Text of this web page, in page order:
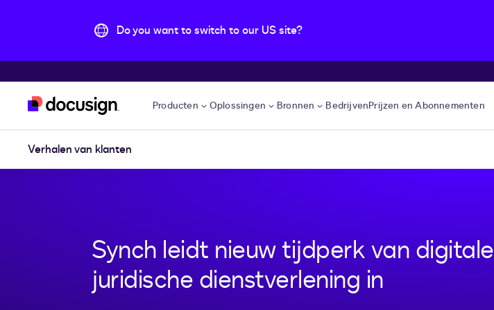
Do you want to switch to our US site?
Producten Oplossingen Bronnen BedrijvenPrijzen en Abonnementen
Verhalen van klanten
Synch leidt nieuw tijdperk van digitale
juridische dienstverlening in